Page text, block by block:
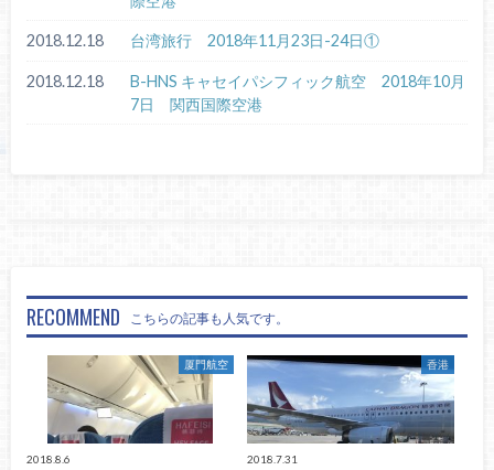
2018.12.18 台湾旅行 2018年11月23日-24日①
2018.12.18
B-HNS キャセイパシフィック航空 2018年10月
7日 関西国際空港
RECOMMEND こちらの記事も人気です。
厦門航空
2018.8.6
香港
2018.7.31